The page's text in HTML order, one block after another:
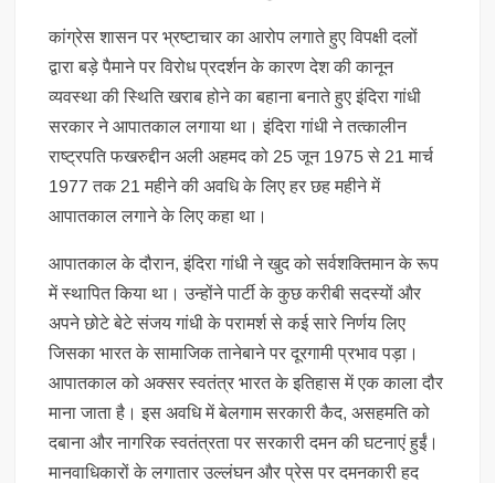
कांग्रेस शासन पर भ्रष्टाचार का आरोप लगाते हुए विपक्षी दलों
द्वारा बड़े पैमाने पर विरोध प्रदर्शन के कारण देश की कानून
व्यवस्था की स्थिति खराब होने का बहाना बनाते हुए इंदिरा गांधी
सरकार ने आपातकाल लगाया था। इंदिरा गांधी ने तत्कालीन
राष्ट्रपति फखरुद्दीन अली अहमद को 25 जून 1975 से 21 मार्च
1977 तक 21 महीने की अवधि के लिए हर छह महीने में
आपातकाल लगाने के लिए कहा था।
आपातकाल के दौरान, इंदिरा गांधी ने खुद को सर्वशक्तिमान के रूप
में स्थापित किया था। उन्होंने पार्टी के कुछ करीबी सदस्यों और
अपने छोटे बेटे संजय गांधी के परामर्श से कई सारे निर्णय लिए
जिसका भारत के सामाजिक तानेबाने पर दूरगामी प्रभाव पड़ा।
आपातकाल को अक्सर स्वतंत्र भारत के इतिहास में एक काला दौर
माना जाता है। इस अवधि में बेलगाम सरकारी कैद, असहमति को
दबाना और नागरिक स्वतंत्रता पर सरकारी दमन की घटनाएं हुईं।
मानवाधिकारों के लगातार उल्लंघन और प्रेस पर दमनकारी हद